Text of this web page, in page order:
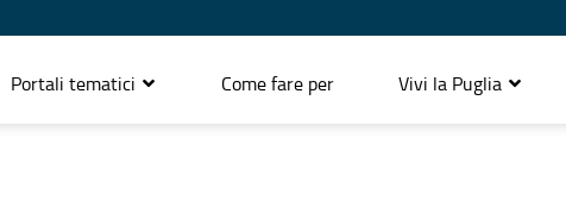
Portali tematici Come fare per Vivi la Puglia